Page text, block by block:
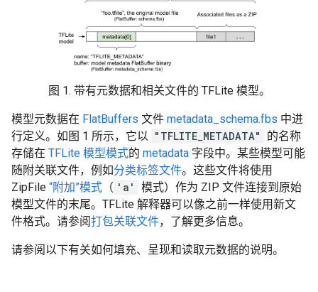
图 1. 带有元数据和相关文件的 TFLite 模型。
模型元数据在 FlatBuffers 文件 metadata_schema.fbs 中进
行定义。如图 1 所示，它以 "TFLITE_METADATA"
的名称
存储在 TFLite 模型模式的 metadata 字段中。某些模型可能
随附关联文件，例如分类标签文件。这些文件将使用
ZipFile “附加”模式 （ 'a'
模式）作为 ZIP 文件连接到原始
模型文件的末尾。TFLite 解释器可以像之前一样使用新文
件格式。请参阅打包关联文件，了解更多信息。
请参阅以下有关如何填充、呈现和读取元数据的说明。